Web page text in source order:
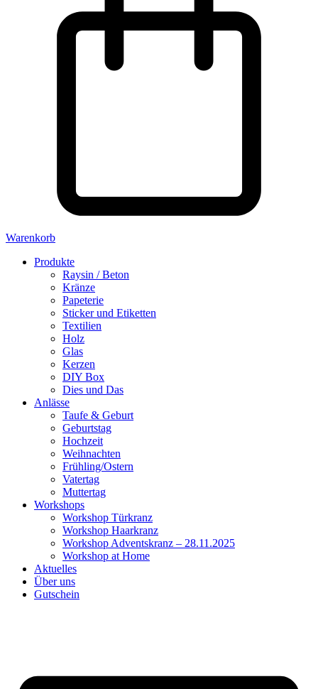
Warenkorb
Produkte
Raysin / Beton
Kränze
Papeterie
Sticker und Etiketten
Textilien
Holz
Glas
Kerzen
DIY Box
Dies und Das
Anlässe
Taufe & Geburt
Geburtstag
Hochzeit
Weihnachten
Frühling/Ostern
Vatertag
Muttertag
Workshops
Workshop Türkranz
Workshop Haarkranz
Workshop Adventskranz – 28.11.2025
Workshop at Home
Aktuelles
Über uns
Gutschein